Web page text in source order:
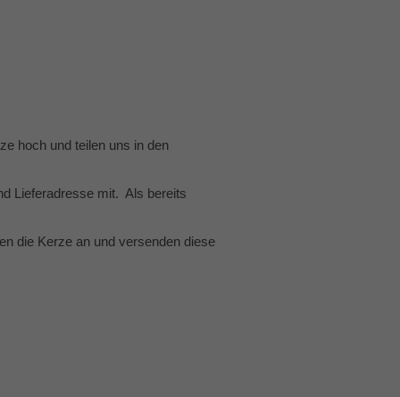
hoch und teilen uns in den
Lieferadresse mit. Als bereits
die Kerze an und versenden diese